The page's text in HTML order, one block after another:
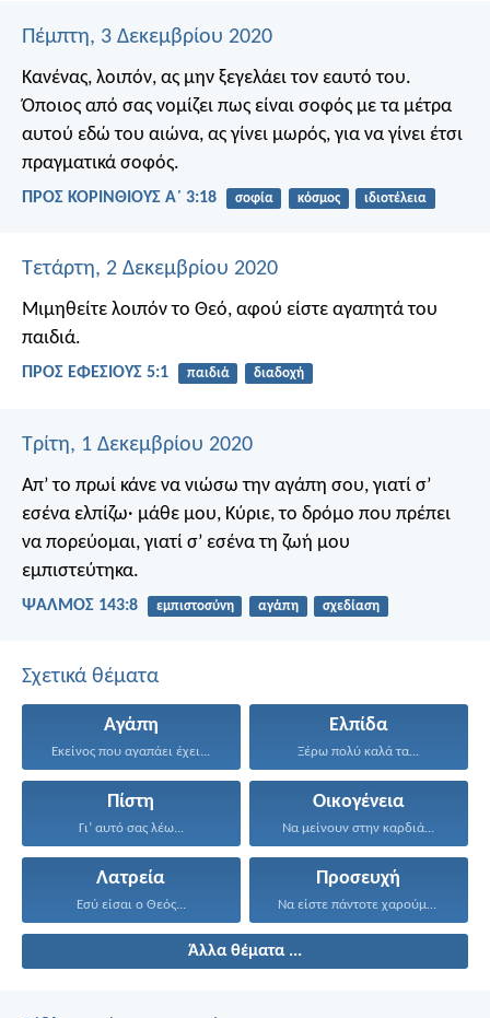
Πέμπτη, 3 Δεκεμβρίου 2020
Κανένας, λοιπόν, ας μην ξεγελάει τον εαυτό του.
Όποιος από σας νομίζει πως είναι σοφός με τα μέτρα
αυτού εδώ του αιώνα, ας γίνει μωρός, για να γίνει έτσι
πραγματικά σοφός.
ΠΡΟΣ ΚΟΡΙΝΘΙΟΥΣ Α΄ 3:18 σοφία κόσμος ιδιοτέλεια
Τετάρτη, 2 Δεκεμβρίου 2020
Μιμηθείτε λοιπόν το Θεό, αφού είστε αγαπητά του
παιδιά.
ΠΡΟΣ ΕΦΕΣΙΟΥΣ 5:1 παιδιά διαδοχή
Τρίτη, 1 Δεκεμβρίου 2020
Απ’ το πρωί κάνε να νιώσω την αγάπη σου, γιατί σ’
εσένα ελπίζω· μάθε μου, Κύριε, το δρόμο που πρέπει
να πορεύομαι, γιατί σ’ εσένα τη ζωή μου
εμπιστεύτηκα.
ΨΑΛΜΌΣ 143:8 εμπιστοσύνη αγάπη σχεδίαση
Σχετικά θέματα
Αγάπη
Εκείνος που αγαπάει έχει...
Ελπίδα
Ξέρω πολύ καλά τα...
Πίστη
Γι’ αυτό σας λέω...
Οικογένεια
Να μείνουν στην καρδιά...
Λατρεία
Εσύ είσαι ο Θεός...
Προσευχή
Να είστε πάντοτε χαρούμενοι...
Άλλα θέματα ...